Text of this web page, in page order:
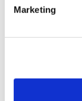
Marketing